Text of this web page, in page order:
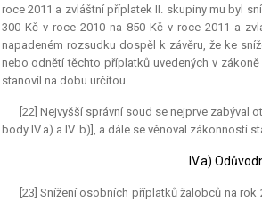
roce 2011 a zvláštní příplatek II. skupiny mu byl
300 Kč v roce 2010 na 850 Kč v roce 2011 a
napadeném rozsudku dospěl k závěru, že ke
nebo odnětí těchto příplatků uvedených v
stanovil na dobu určitou.
[22] Nejvyšší správní soud se nejprve
body IV.a) a IV. b)], a dále se věnoval zákonnosti
IV.a)
[23] Snížení osobních příplatků žalobců na